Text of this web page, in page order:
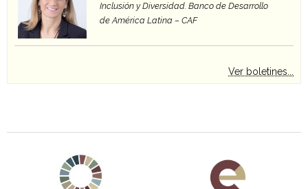
Inclusión y Diversidad. Banco de Desarrollo
de América Latina – CAF
Ver boletines...